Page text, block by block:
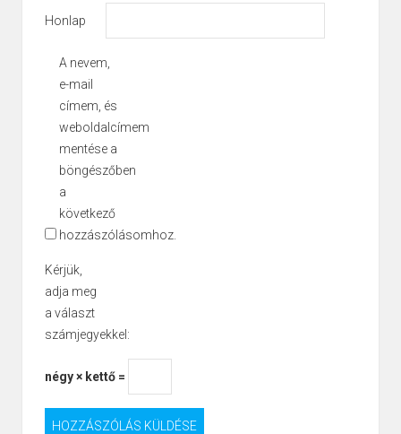
Honlap
A nevem,
e-mail
címem, és
weboldalcímem
mentése a
böngészőben
a
következő
hozzászólásomhoz.
Kérjük,
adja meg
a választ
számjegyekkel:
négy × kettő =